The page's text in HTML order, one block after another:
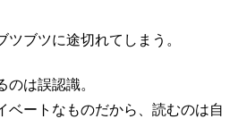
ブツに途切れてしまう。
は誤認識。
ベートなものだから、読むのは自